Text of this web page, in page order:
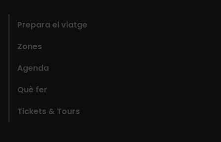
Prepara el viatge
Zones
Agenda
Què fer
Tickets & Tours